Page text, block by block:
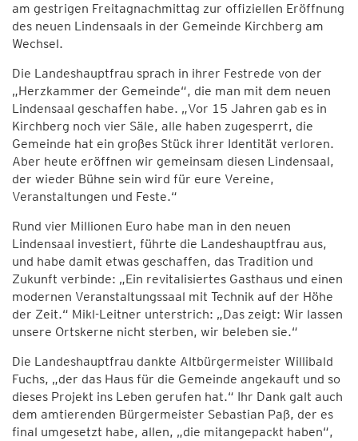
am gestrigen Freitagnachmittag zur offiziellen Eröffnung
des neuen Lindensaals in der Gemeinde Kirchberg am
Wechsel.
Die Landeshauptfrau sprach in ihrer Festrede von der
„Herzkammer der Gemeinde“, die man mit dem neuen
Lindensaal geschaffen habe. „Vor 15 Jahren gab es in
Kirchberg noch vier Säle, alle haben zugesperrt, die
Gemeinde hat ein großes Stück ihrer Identität verloren.
Aber heute eröffnen wir gemeinsam diesen Lindensaal,
der wieder Bühne sein wird für eure Vereine,
Veranstaltungen und Feste.“
Rund vier Millionen Euro habe man in den neuen
Lindensaal investiert, führte die Landeshauptfrau aus,
und habe damit etwas geschaffen, das Tradition und
Zukunft verbinde: „Ein revitalisiertes Gasthaus und einen
modernen Veranstaltungssaal mit Technik auf der Höhe
der Zeit.“ Mikl-Leitner unterstrich: „Das zeigt: Wir lassen
unsere Ortskerne nicht sterben, wir beleben sie.“
Die Landeshauptfrau dankte Altbürgermeister Willibald
Fuchs, „der das Haus für die Gemeinde angekauft und so
dieses Projekt ins Leben gerufen hat.“ Ihr Dank galt auch
dem amtierenden Bürgermeister Sebastian Paß, der es
final umgesetzt habe, allen, „die mitangepackt haben“,